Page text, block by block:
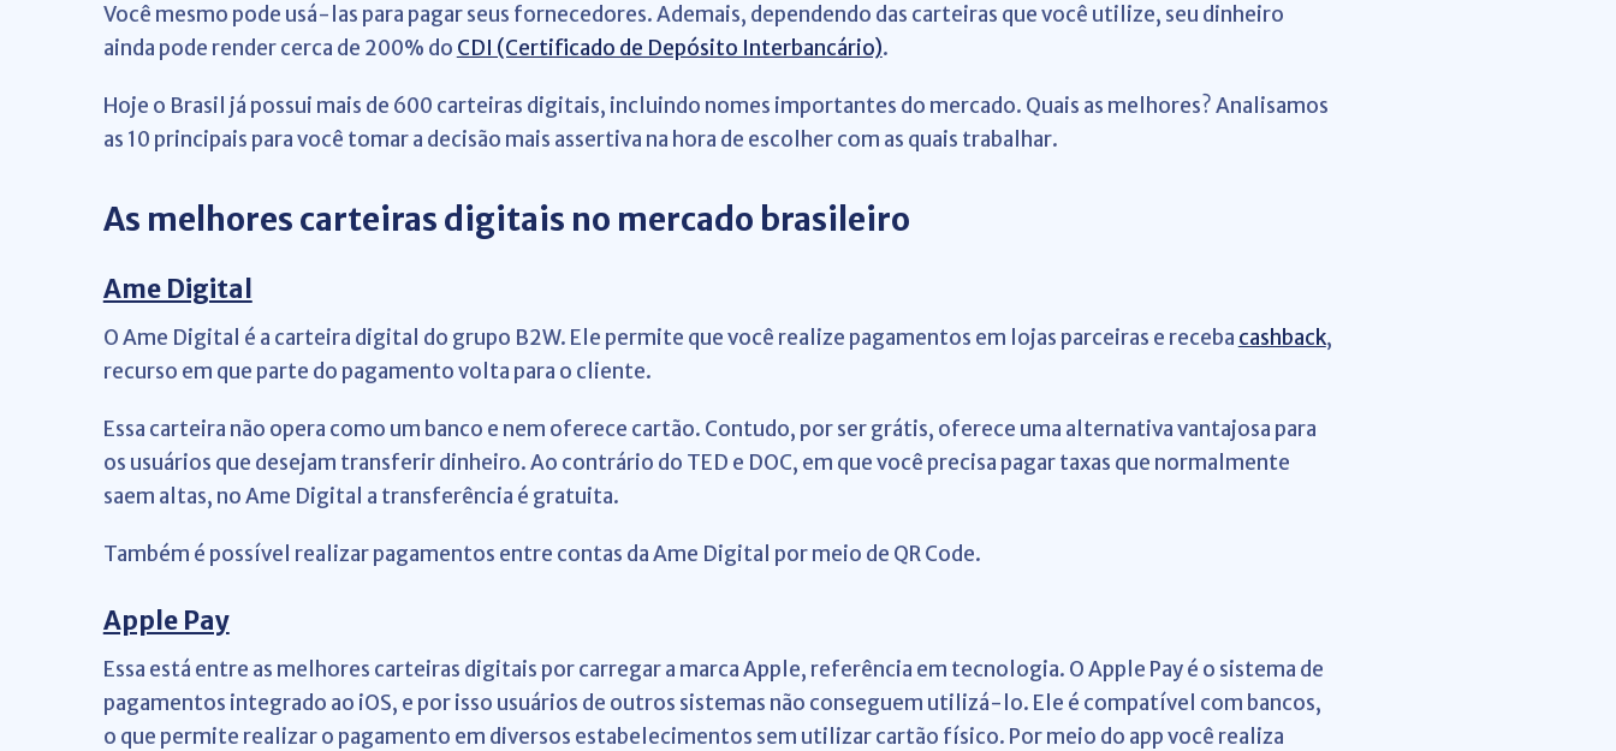
Você mesmo pode usá-las para pagar seus fornecedores. Ademais, dependendo das carteiras que você utilize, seu dinheiro
ainda pode render cerca de 200% do CDI (Certificado de Depósito Interbancário).
Hoje o Brasil já possui mais de 600 carteiras digitais, incluindo nomes importantes do mercado. Quais as melhores? Analisamos
as 10 principais para você tomar a decisão mais assertiva na hora de escolher com as quais trabalhar.
As melhores carteiras digitais no mercado brasileiro
Ame Digital
O Ame Digital é a carteira digital do grupo B2W. Ele permite que você realize pagamentos em lojas parceiras e receba cashback,
recurso em que parte do pagamento volta para o cliente.
Essa carteira não opera como um banco e nem oferece cartão. Contudo, por ser grátis, oferece uma alternativa vantajosa para
os usuários que desejam transferir dinheiro. Ao contrário do TED e DOC, em que você precisa pagar taxas que normalmente
saem altas, no Ame Digital a transferência é gratuita.
Também é possível realizar pagamentos entre contas da Ame Digital por meio de QR Code.
Apple Pay
Essa está entre as melhores carteiras digitais por carregar a marca Apple, referência em tecnologia. O Apple Pay é o sistema de
pagamentos integrado ao iOS, e por isso usuários de outros sistemas não conseguem utilizá-lo. Ele é compatível com bancos,
o que permite realizar o pagamento em diversos estabelecimentos sem utilizar cartão físico. Por meio do app você realiza